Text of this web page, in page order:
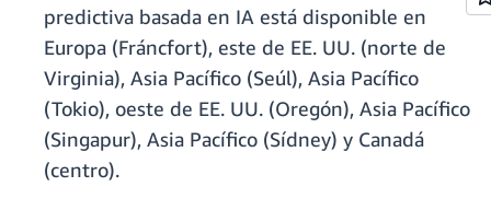
predictiva basada en IA está disponible en
Europa (Fráncfort), este de EE. UU. (norte de
Virginia), Asia Pacífico (Seúl), Asia Pacífico
(Tokio), oeste de EE. UU. (Oregón), Asia Pacífico
(Singapur), Asia Pacífico (Sídney) y Canadá
(centro).